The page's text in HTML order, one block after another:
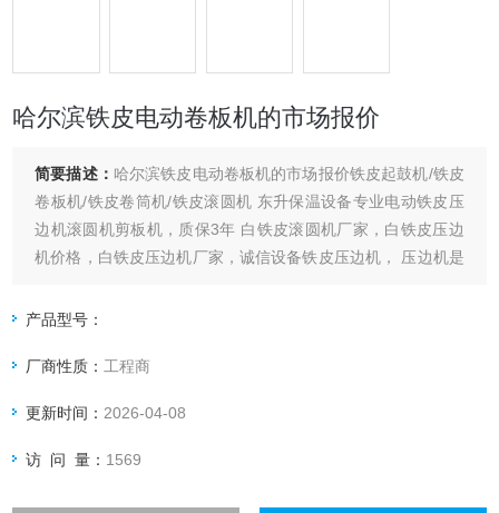
哈尔滨铁皮电动卷板机的市场报价
简要描述： 哈尔滨铁皮电动卷板机的市场报价铁皮起鼓机/铁皮
卷板机/铁皮卷筒机/铁皮滚圆机 东升保温设备专业电动铁皮压
边机滚圆机剪板机，质保3年 白铁皮滚圆机厂家，白铁皮压边
机价格，白铁皮压边机厂家，诚信设备铁皮压边机， 压边机是
铝、铁皮进行加工成型，成形后为一条宽5㎜—深3㎜半圆形沟
边
产品型号：
厂商性质： 工程商
更新时间： 2026-04-08
访 问 量： 1569